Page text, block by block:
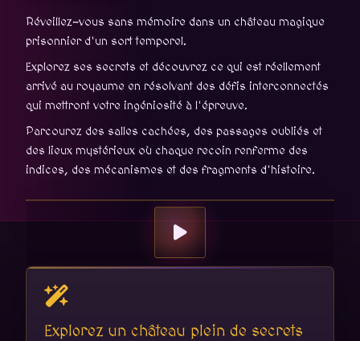
Réveillez-vous sans mémoire dans un château magique
prisonnier d'un sort temporel.
Explorez ses secrets et découvrez ce qui est réellement
arrivé au royaume en résolvant des défis interconnectés
qui mettront votre ingéniosité à l'épreuve.
Parcourez des salles cachées, des passages oubliés et
des lieux mystérieux où chaque recoin renferme des
indices, des mécanismes et des fragments d'histoire.
Explorez un château plein de secrets